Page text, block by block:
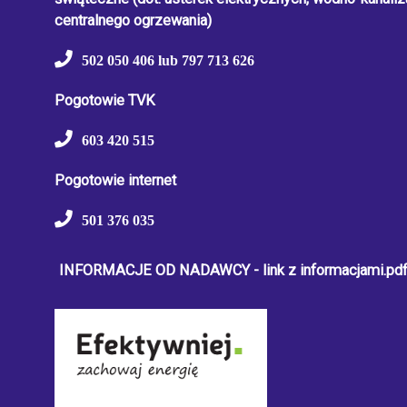
centralnego ogrzewania)
502 050 406 lub 797 713 626
Pogotowie TVK
603 420 515
Pogotowie internet
501 376 035
INFORMACJE OD NADAWCY - link z informacjami.pdf